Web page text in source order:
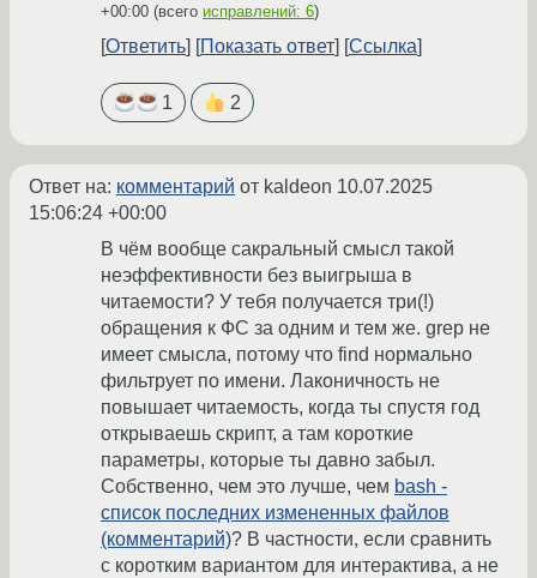
+00:00 (всего исправлений: 6)
Ответить Показать ответ Ссылка
1 2
Ответ на: комментарий от kaldeon 10.07.2025
15:06:24 +00:00
В чём вообще сакральный смысл такой
неэффективности без выигрыша в
читаемости? У тебя получается три(!)
обращения к ФС за одним и тем же. grep не
имеет смысла, потому что find нормально
фильтрует по имени. Лаконичность не
повышает читаемость, когда ты спустя год
открываешь скрипт, а там короткие
параметры, которые ты давно забыл.
Собственно, чем это лучше, чем bash -
список последних измененных файлов
(комментарий)? В частности, если сравнить
с коротким вариантом для интерактива, а не